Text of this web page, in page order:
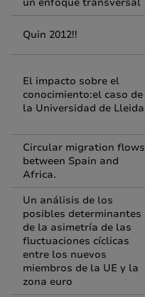
Quin 2012!!
El impacto sobre el
conocimiento:el caso de
la Universidad de Lleida
Circular migration flows
between Spain and
Africa.
Un análisis de los
posibles determinantes
de la asimetría de las
fluctuaciones cíclicas
entre los nuevos
miembros de la UE y la
zona euro